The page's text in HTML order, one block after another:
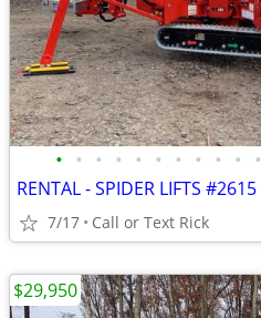
• • • • • • • • • • •
RENTAL - SPIDER LIFTS #2615
7/17 Call or Text Rick
$29,950